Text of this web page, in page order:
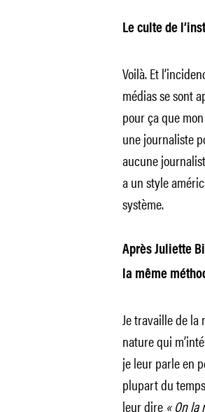
Le culte de
Voilà. Et
médias se sont
pour ça que
une journaliste
aucune
a un style
système.
Après Juliette
la même
Je travaille de la
nature qui
je leur parle en
plupart du
leur dire « On